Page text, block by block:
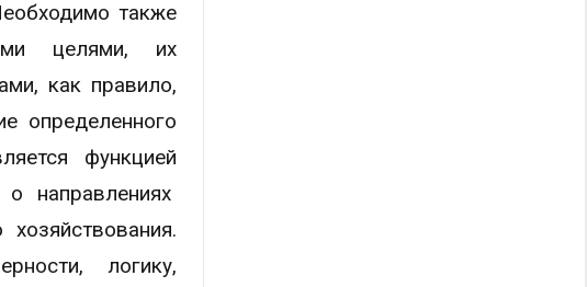
также
целями, их
как правило,
определенного
функцией
направлениях
логику,